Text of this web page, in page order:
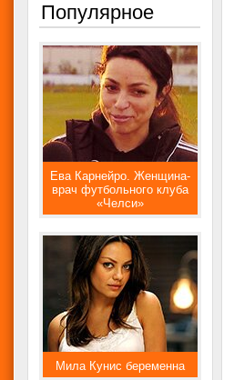
Популярное
Ева Карнейро. Женщина-
врач футбольного клуба
«Челси»
Мила Кунис беременна